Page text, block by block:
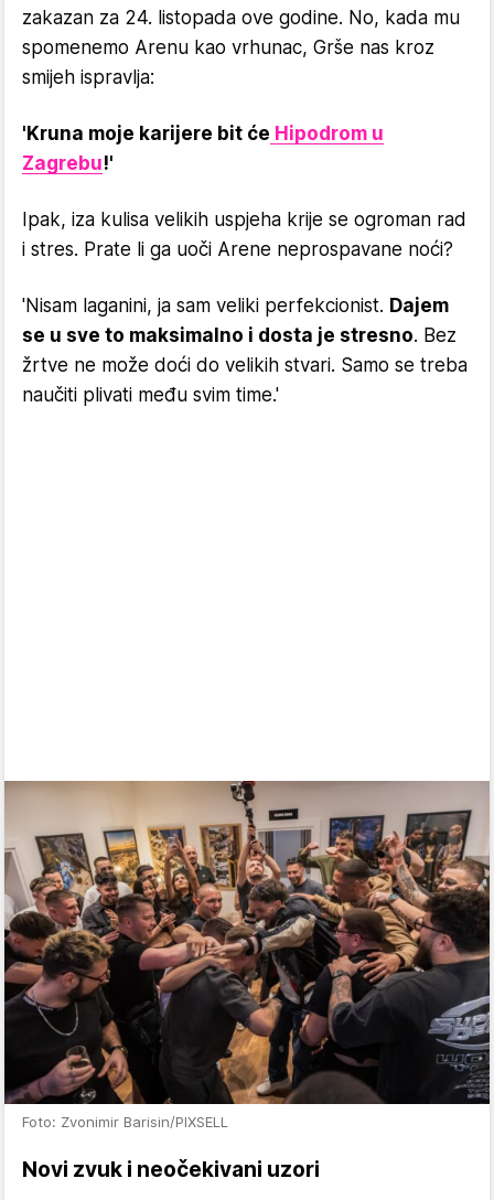
zakazan za 24. listopada ove godine. No, kada mu
spomenemo Arenu kao vrhunac, Grše nas kroz
smijeh ispravlja:
'Kruna moje karijere bit će Hipodrom u
Zagrebu!'
Ipak, iza kulisa velikih uspjeha krije se ogroman rad
i stres. Prate li ga uoči Arene neprospavane noći?
'Nisam laganini, ja sam veliki perfekcionist. Dajem
se u sve to maksimalno i dosta je stresno. Bez
žrtve ne može doći do velikih stvari. Samo se treba
naučiti plivati među svim time.'
Foto: Zvonimir Barisin/PIXSELL
Novi zvuk i neočekivani uzori